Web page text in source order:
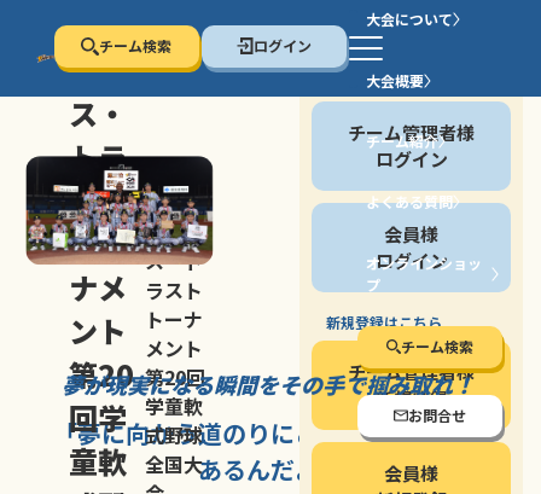
チーム検索 ログイン
大会について
大会概要
チーム紹介
よくある質問
オンラインショッ
プ
チーム検索
お問合せ
停止する
セン
ス・
トラ
スト
トー
ナメ
ント
第20
回学
童軟
セン
ス・ト
ラスト
トーナ
メント
第20回
学童軟
式野球
全国大
会員の方
チーム管理者様
ログイン
会員様
ログイン
新規登録はこちら
チーム管理者様
新規登録
会員様
夢が現実になる瞬間をその手で掴み取れ！
「夢に向かう道のりにこそ大きな意味が
あるんだよ」